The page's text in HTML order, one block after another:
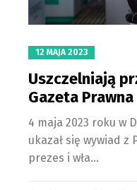
12 MAJA 2023
Uszczelniają
Gazeta Prawna
4 maja 2023 roku w
ukazał się wywiad z
prezes i wła...